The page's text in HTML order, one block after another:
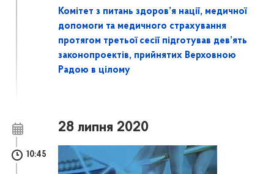
Комітет з питань здоров’я нації, медичної
допомоги та медичного страхування
протягом третьої сесії підготував дев’ять
законопроектів, прийнятих Верховною
Радою в цілому
28 липня 2020
10:45